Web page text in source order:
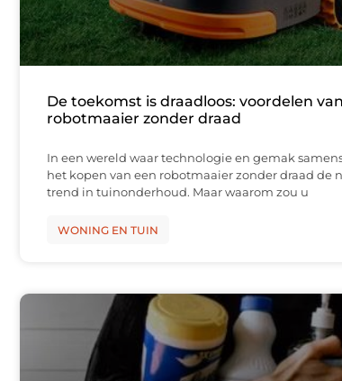
De toekomst is draadloos: voordelen
robotmaaier zonder draad
In een wereld waar technologie en gemak
het kopen van een robotmaaier zonder draad de
trend in tuinonderhoud. Maar waarom zou u
WONING EN TUIN